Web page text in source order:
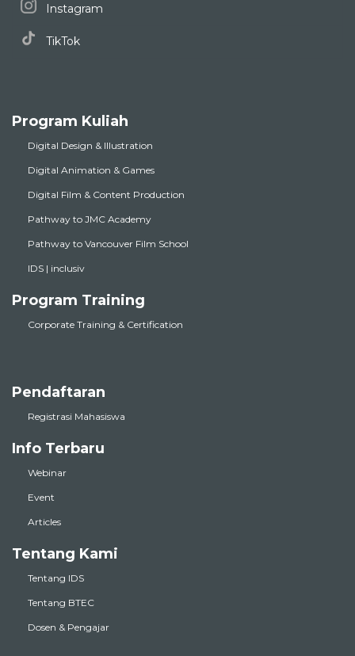
Instagram
TikTok
Program Kuliah
Digital Design & Illustration
Digital Animation & Games
Digital Film & Content Production
Pathway to JMC Academy
Pathway to Vancouver Film School
IDS | inclusiv
Program Training
Corporate Training & Certification
Pendaftaran
Registrasi Mahasiswa
Info Terbaru
Webinar
Event
Articles
Tentang Kami
Tentang IDS
Tentang BTEC
Dosen & Pengajar